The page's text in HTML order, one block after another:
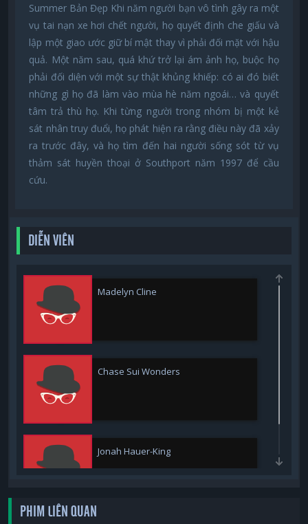
Summer Bản Đẹp Khi năm người bạn vô tình gây ra một
vụ tai nạn xe hơi chết người, họ quyết định che giấu và
lập một giao ước giữ bí mật thay vì phải đối mặt với hậu
quả. Một năm sau, quá khứ trở lại ám ảnh họ, buộc họ
phải đối diện với một sự thật khủng khiếp: có ai đó biết
những gì họ đã làm vào mùa hè năm ngoái… và quyết
tâm trả thù họ. Khi từng người trong nhóm bị một kẻ
sát nhân truy đuổi, họ phát hiện ra rằng điều này đã xảy
ra trước đây, và họ tìm đến hai người sống sót từ vụ
thảm sát huyền thoại ở Southport năm 1997 để cầu
cứu.
DIỄN VIÊN
Madelyn Cline
Chase Sui Wonders
Jonah Hauer-King
PHIM LIÊN QUAN